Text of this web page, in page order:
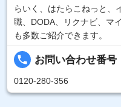
らいく、はたらこねっと、
職、DODA、リクナビ、マ
も多数ご紹介できます。
local_phone お問い合わせ番号
0120-280-356